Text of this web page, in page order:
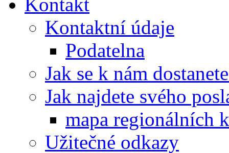
Kontaktní údaje
Podatelna
Jak se k nám
Jak najdete svého
mapa regionálních
Užitečné odkazy